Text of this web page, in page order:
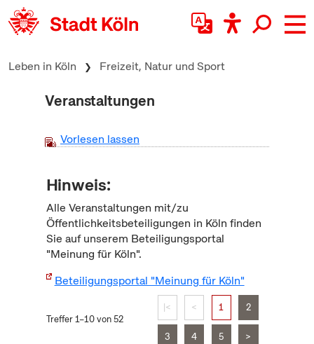
zum Inhalt springen
Leben in Köln Freizeit, Natur und Sport
Veranstaltungen
Vorlesen lassen
Hinweis:
Alle Veranstaltungen mit/zu
Öffentlichkeitsbeteiligungen in Köln finden
Sie auf unserem Beteiligungsportal
"Meinung für Köln".
Beteiligungsportal "Meinung für Köln"
Treffer 1–10 von 52
|< < 1 2
3 4 5 >